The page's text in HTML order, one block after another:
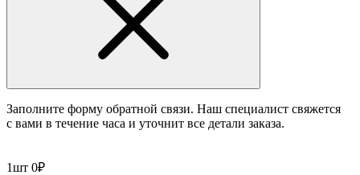
Заполните форму обратной связи. Наш специалист свяжется
с вами в течение часа и уточнит все детали заказа.
1шт 0₽